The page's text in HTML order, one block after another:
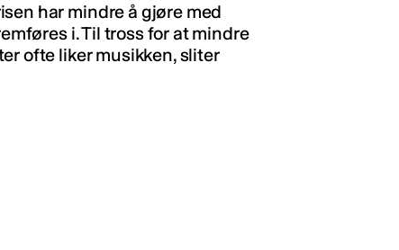
har mindre å gjøre med
i. Til tross for at mindre
ofte liker musikken, sliter